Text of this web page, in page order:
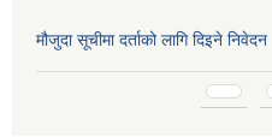
मौजुदा सूचीमा दर्ताको लागि दिइने निवेदन